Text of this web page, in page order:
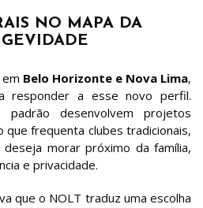
NO MAPA DA
Belo Horizonte e Nova Lima,
responder a esse novo perfil.
padrão desenvolvem projetos
que frequenta clubes tradicionais,
morar próximo da família,
e privacidade.
que o NOLT traduz uma escolha